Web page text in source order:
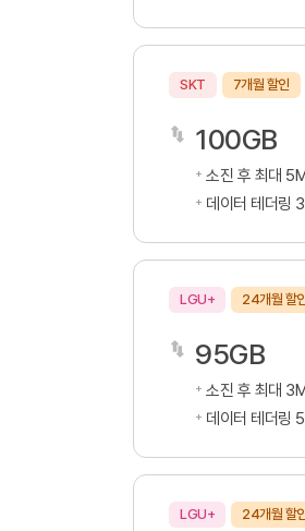
SKT 7개월 할인
100GB
소진 후 최대
데이터 테더링
LGU+ 24개월 할
95GB
소진 후 최대
데이터 테더링
LGU+ 24개월 할